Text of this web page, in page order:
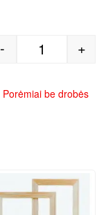
produkto
- +
Porėmiai be drobės